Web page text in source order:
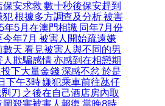
安求救 數十秒後保安趕到
根據多方調查及分析 被害
年5月在澳門相識 同年7月份
年7月 被害人開始疏遠嫌
天 看見被害人與不同的男
欺騙感情 亦感到在相戀期
下大量金錢 深感不忿 於是
下午3時 嫌犯乘車前往氹仔
刀 之後在自己酒店房內取